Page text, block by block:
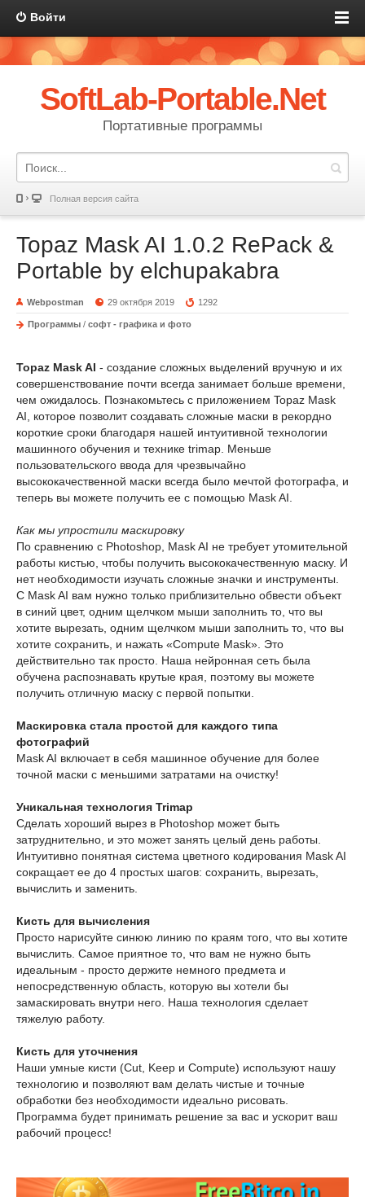
Войти
SoftLab-Portable.Net
Портативные программы
Полная версия сайта
Topaz Mask AI 1.0.2 RePack &
Portable by elchupakabra
Webpostman 29 октября 2019 1292
Программы / софт - графика и фото
Topaz Mask AI - создание сложных выделений вручную и их
совершенствование почти всегда занимает больше времени,
чем ожидалось. Познакомьтесь с приложением Topaz Mask
AI, которое позволит создавать сложные маски в рекордно
короткие сроки благодаря нашей интуитивной технологии
машинного обучения и технике trimap. Меньше
пользовательского ввода для чрезвычайно
высококачественной маски всегда было мечтой фотографа, и
теперь вы можете получить ее с помощью Mask AI.
Как мы упростили маскировку
По сравнению с Photoshop, Mask AI не требует утомительной
работы кистью, чтобы получить высококачественную маску. И
нет необходимости изучать сложные значки и инструменты.
С Mask AI вам нужно только приблизительно обвести объект
в синий цвет, одним щелчком мыши заполнить то, что вы
хотите вырезать, одним щелчком мыши заполнить то, что вы
хотите сохранить, и нажать «Compute Mask». Это
действительно так просто. Наша нейронная сеть была
обучена распознавать крутые края, поэтому вы можете
получить отличную маску с первой попытки.
Маскировка стала простой для каждого типа
фотографий
Mask AI включает в себя машинное обучение для более
точной маски с меньшими затратами на очистку!
Уникальная технология Trimap
Сделать хороший вырез в Photoshop может быть
затруднительно, и это может занять целый день работы.
Интуитивно понятная система цветного кодирования Mask AI
сокращает ее до 4 простых шагов: сохранить, вырезать,
вычислить и заменить.
Кисть для вычисления
Просто нарисуйте синюю линию по краям того, что вы хотите
вычислить. Самое приятное то, что вам не нужно быть
идеальным - просто держите немного предмета и
непосредственную область, которую вы хотели бы
замаскировать внутри него. Наша технология сделает
тяжелую работу.
Кисть для уточнения
Наши умные кисти (Cut, Keep и Compute) используют нашу
технологию и позволяют вам делать чистые и точные
обработки без необходимости идеально рисовать.
Программа будет принимать решение за вас и ускорит ваш
рабочий процесс!